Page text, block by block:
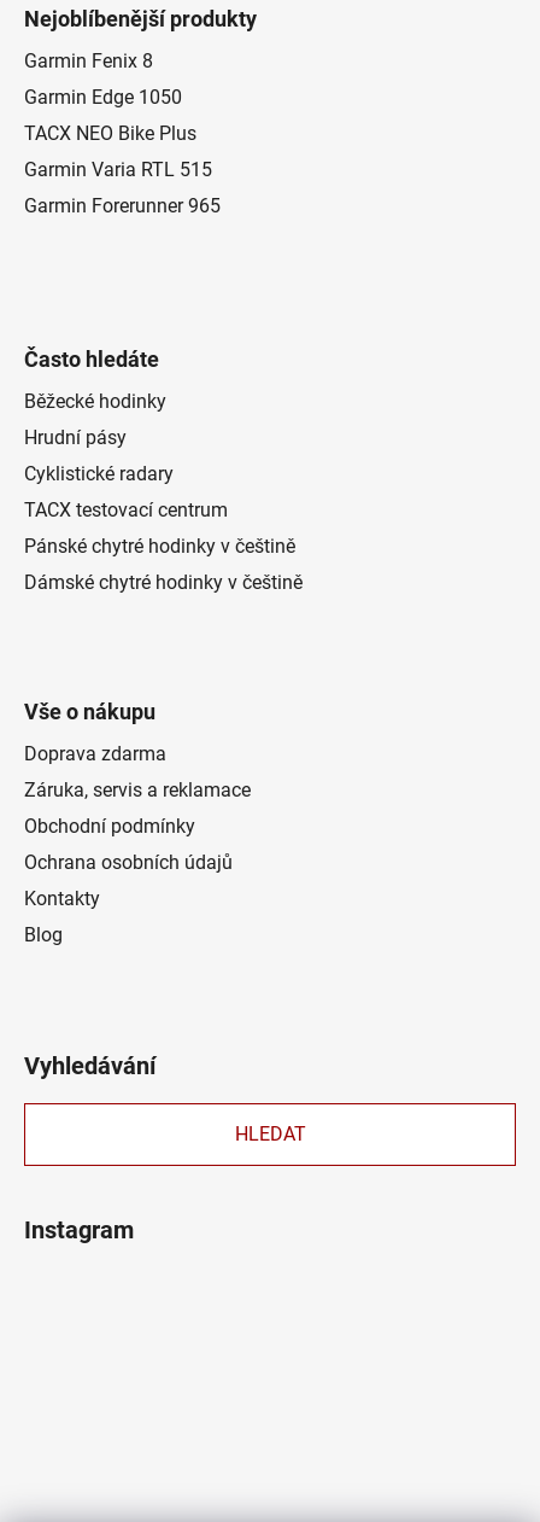
Nejoblíbenější produkty
Garmin Fenix 8
Garmin Edge 1050
TACX NEO Bike Plus
Garmin Varia RTL 515
Garmin Forerunner 965
Často hledáte
Běžecké hodinky
Hrudní pásy
Cyklistické radary
TACX testovací centrum
Pánské chytré hodinky v češtině
Dámské chytré hodinky v češtině
Vše o nákupu
Doprava zdarma
Záruka, servis a reklamace
Obchodní podmínky
Ochrana osobních údajů
Kontakty
Blog
Vyhledávání
HLEDAT
Instagram